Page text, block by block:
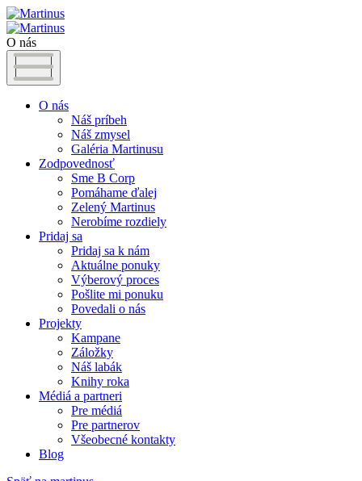
O nás
O nás
Náš príbeh
Náš zmysel
Galéria Martinusu
Zodpovednosť
Sme B Corp
Pomáhame ďalej
Zelený Martinus
Nerobíme rozdiely
Pridaj sa
Pridaj sa k nám
Aktuálne ponuky
Výberový proces
Pošlite mi ponuku
Povedali o nás
Projekty
Kampane
Záložky
Náš labák
Knihy roka
Médiá a partneri
Pre médiá
Pre partnerov
Všeobecné kontakty
Blog